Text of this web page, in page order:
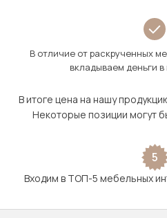
В отличие от раскрученных
вкладываем деньги
В итоге цена на нашу
Некоторые позиции могут
5
Входим в ТОП-5 мебельных